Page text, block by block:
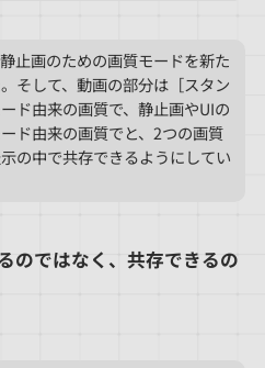
止画のための画質モードを新た
そして、動画の部分は［スタン
ド由来の画質で、静止画やUIの
ド由来の画質でと、2つの画質
の中で共存できるようにしてい
のではなく、共存できるの